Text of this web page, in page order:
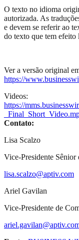
O texto no idioma
autorizada. As
e devem se referir ao
do texto que tem efeito
Ver a versão original
https://
Videos:
https://
Contato:
Lisa Scalzo
Vice-Presidente
lisa.scalzo@aptiv.com
Ariel Gavilan
Vice-Presidente de